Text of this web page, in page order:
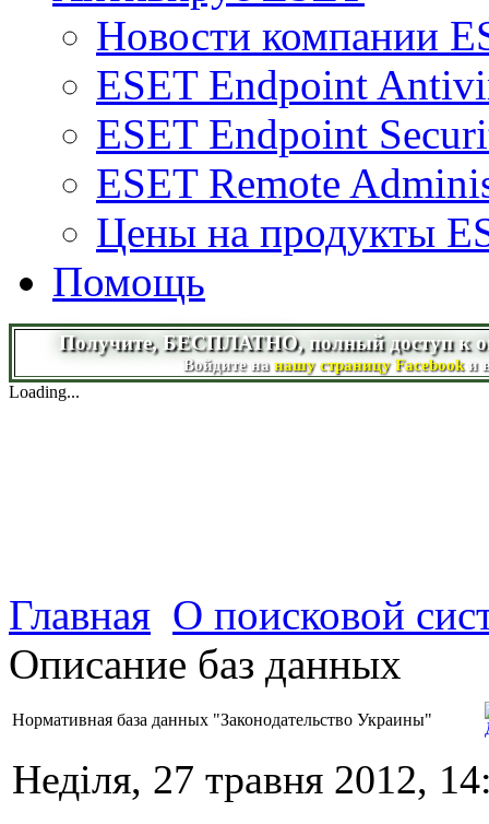
Новости компании
ESET Endpoint
ESET Endpoint
ESET Remote
Цены на продукты
Помощь
Получите, БЕСПЛАТНО, полный доступ к
Войдите нанашу страницу Facebookи
Loading...
Главная О поисковой
Описание баз данных
Нормативная база данных "Законодательство Украины"
Неділя, 27 травня 2012,